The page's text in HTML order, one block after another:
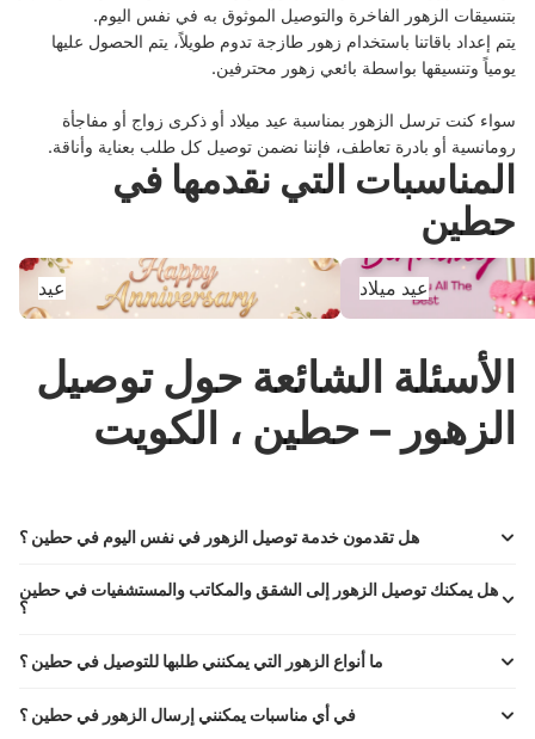
بتنسيقات الزهور الفاخرة والتوصيل الموثوق به في نفس اليوم.
يتم إعداد باقاتنا باستخدام زهور طازجة تدوم طويلاً، يتم الحصول عليها
يومياً وتنسيقها بواسطة بائعي زهور محترفين.
سواء كنت ترسل الزهور بمناسبة عيد ميلاد أو ذكرى زواج أو مفاجأة
رومانسية أو بادرة تعاطف، فإننا نضمن توصيل كل طلب بعناية وأناقة.
المناسبات التي نقدمها في
حطين
عيد
عيد
عيد ميلاد
عيد ميلاد
الأسئلة الشائعة حول توصيل
الزهور – حطين ، الكويت
هل تقدمون خدمة توصيل الزهور في نفس اليوم في حطين ؟
هل يمكنك توصيل الزهور إلى الشقق والمكاتب والمستشفيات في حطين
؟
ما أنواع الزهور التي يمكنني طلبها للتوصيل في حطين ؟
في أي مناسبات يمكنني إرسال الزهور في حطين ؟